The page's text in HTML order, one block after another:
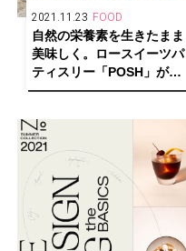
2021.11.23 FOOD
自然の栄養素を生きたまま
美味しく。ロースイーツパ
ティスリー「POSH」が清
澄白河にオープン！